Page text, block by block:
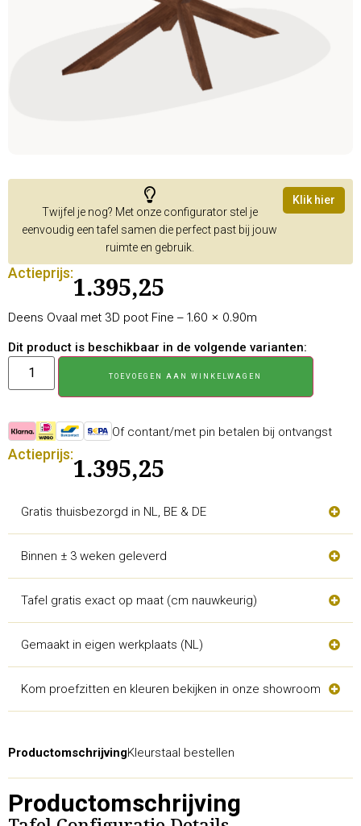
Twijfel je nog? Met onze configurator stel je
eenvoudig een tafel samen die perfect past bij jouw
ruimte en gebruik.
Klik hier
Actieprijs:
1.395,25
Deens Ovaal met 3D poot Fine – 1.60 × 0.90m
Dit product is beschikbaar in de volgende varianten:
TOEVOEGEN AAN WINKELWAGEN
Of contant/met pin betalen bij ontvangst
Actieprijs:
1.395,25
Gratis thuisbezorgd in NL, BE & DE
Binnen ± 3 weken geleverd
Tafel gratis exact op maat (cm nauwkeurig)
Gemaakt in eigen werkplaats (NL)
Kom proefzitten en kleuren bekijken in onze showroom
ProductomschrijvingKleurstaal bestellen
Productomschrijving